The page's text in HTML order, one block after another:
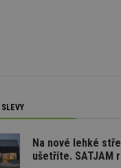
Na nové lehké
ušetříte. SATJAM